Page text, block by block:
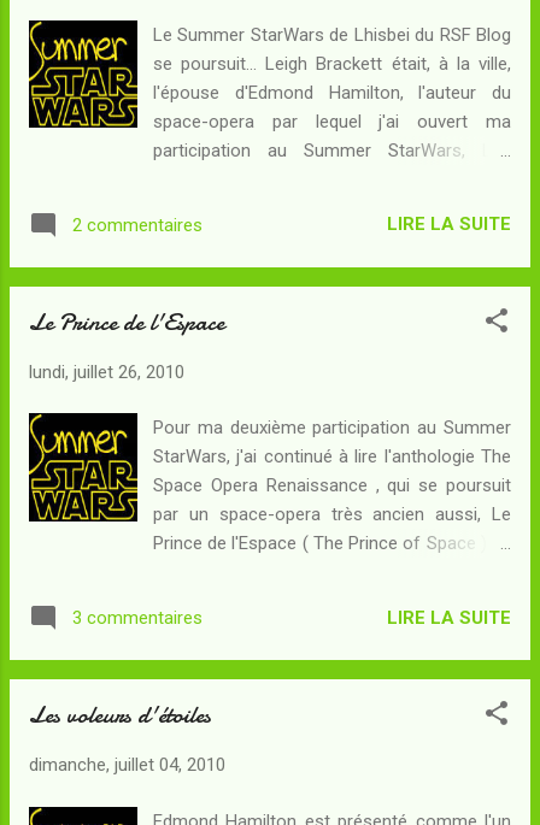
Liquide, où se trouve le secret par lequel ils
deviendront les maîtres incontestés de
Loanis. Rien ne les arrêtera, car même les
féroces épéistes de Varnis ne peuvent leur
faire face lorsqu'ils combattent côte à côte...
d'analyser Les épéistes de Varnis sans
Le Summer StarWars de Lhisbei du RSF Blog
se poursuit... Leigh Brackett était, à la ville,
l'épouse d'Edmond Hamilton, l'auteur du
space-opera par lequel j'ai ouvert ma
participation au Summer StarWars, Les
(datant de 1946). Nous tenons là un space-
opera de 1949, plus récent que les deux
oeuvre contemporaine de la Trilogie de
est né sur Mercure, mais il voyage à travers
Vénus, il cherche Helvi, un ami disparu. Sa
recherche l'emmène à Shuruun, une ville
située de l'autre côté de la Mer Rouge, une
immense nappe de brouillard écarlate sur
laquelle peuvent circuler des bateaux. Une
capitaine du bateau, qui veut le capturer
2 commentaires LIRE LA SUITE
Le Prince de l'Espace
lundi, juillet 26, 2010
Pour ma deuxième participation au Summer
StarWars, j'ai continué à lire l'anthologie The
Space Opera Renaissance , qui se poursuit
par un space-opera très ancien aussi, Le
Prince de l'Espace ( The Prince of Space ) de
remarquer) le fameux Actarus, prince
d'Euphor dans la série animée Goldorak . Le
longue que Les voleurs d'étoiles et c'est
de 1931. Ce qui ne l'empêche pas de poser
3 commentaires LIRE LA SUITE
Les voleurs d'étoiles
dimanche, juillet 04, 2010